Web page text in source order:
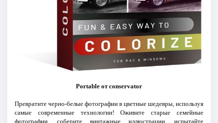
Portable от conservator
Превратите черно-белые фотографии в цветные шедевры, используя
самые современные технологии! Оживите старые семейные
фотографии, соберите винтажные иллюстрации, испытайте